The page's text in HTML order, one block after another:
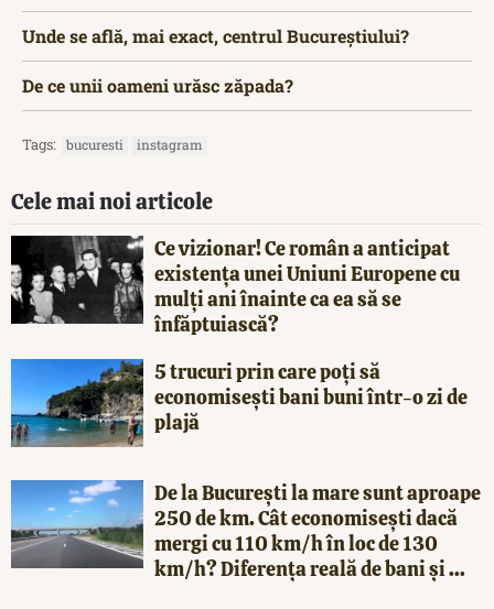
Unde se află, mai exact, centrul Bucureștiului?
De ce unii oameni urăsc zăpada?
Tags: bucuresti instagram
Cele mai noi articole
Ce vizionar! Ce român a anticipat
existența unei Uniuni Europene cu
mulți ani înainte ca ea să se
înfăptuiască?
5 trucuri prin care poți să
economisești bani buni într-o zi de
plajă
De la București la mare sunt aproape
250 de km. Cât economisești dacă
mergi cu 110 km/h în loc de 130
km/h? Diferența reală de bani și ...